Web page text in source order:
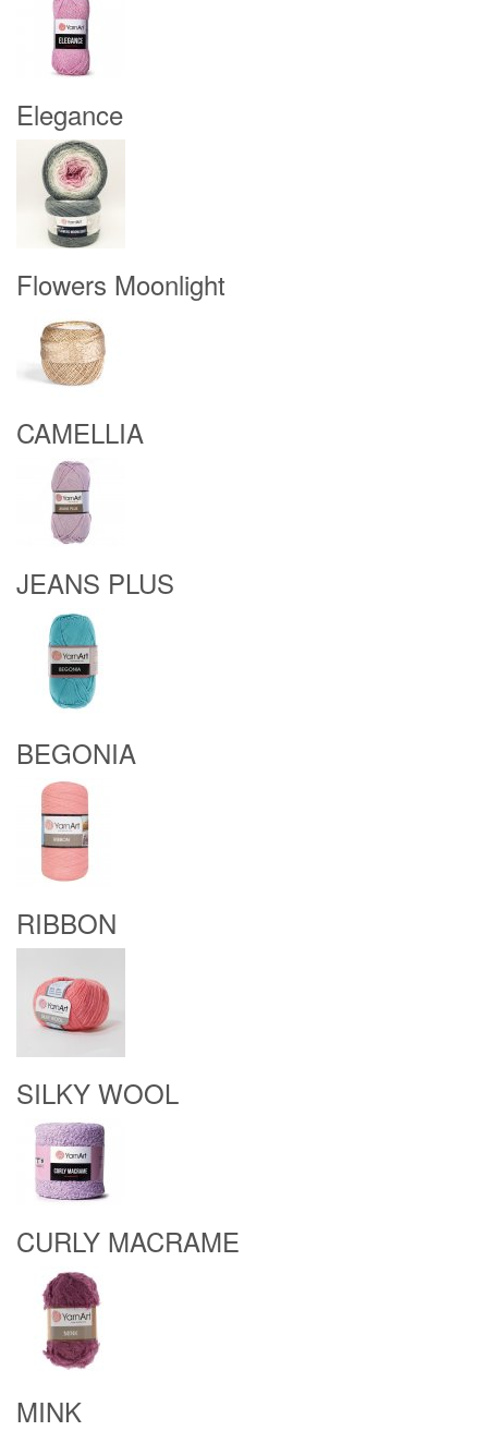
Elegance
Flowers Moonlight
CAMELLIA
JEANS PLUS
BEGONIA
RIBBON
SILKY WOOL
CURLY MACRAME
MINK